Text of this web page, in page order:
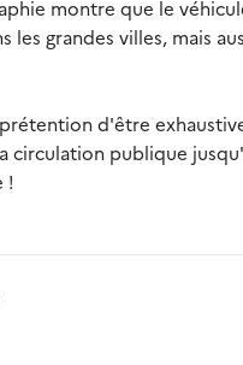
montre que le
les grandes villes, mais
d'être
circulation publique
!